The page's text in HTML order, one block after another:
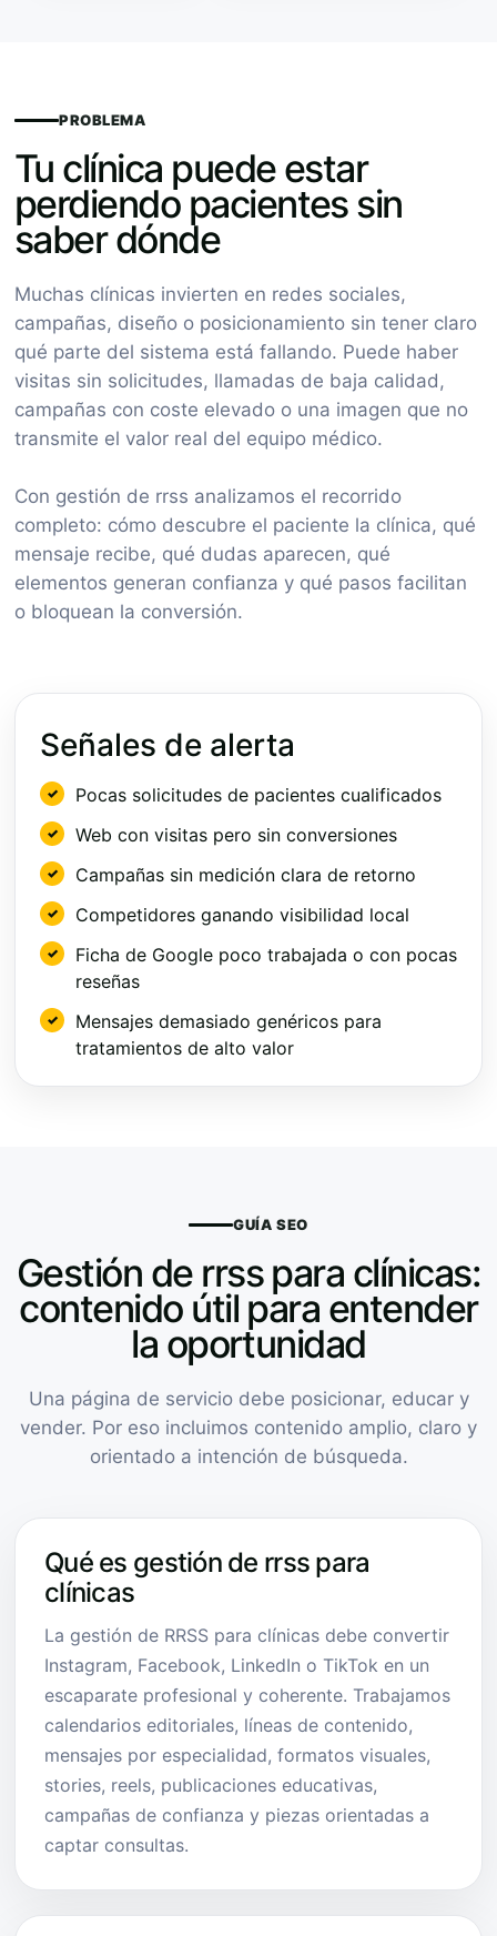
PROBLEMA
Tu clínica puede estar
perdiendo pacientes sin
saber dónde
Muchas clínicas invierten en redes sociales,
campañas, diseño o posicionamiento sin tener claro
qué parte del sistema está fallando. Puede haber
visitas sin solicitudes, llamadas de baja calidad,
campañas con coste elevado o una imagen que no
transmite el valor real del equipo médico.
Con gestión de rrss analizamos el recorrido
completo: cómo descubre el paciente la clínica, qué
mensaje recibe, qué dudas aparecen, qué
elementos generan confianza y qué pasos facilitan
o bloquean la conversión.
Señales de alerta
Pocas solicitudes de pacientes cualificados
Web con visitas pero sin conversiones
Campañas sin medición clara de retorno
Competidores ganando visibilidad local
Ficha de Google poco trabajada o con pocas
reseñas
Mensajes demasiado genéricos para
tratamientos de alto valor
GUÍA SEO
Gestión de rrss para clínicas:
contenido útil para entender
la oportunidad
Una página de servicio debe posicionar, educar y
vender. Por eso incluimos contenido amplio, claro y
orientado a intención de búsqueda.
Qué es gestión de rrss para
clínicas
La gestión de RRSS para clínicas debe convertir
Instagram, Facebook, LinkedIn o TikTok en un
escaparate profesional y coherente. Trabajamos
calendarios editoriales, líneas de contenido,
mensajes por especialidad, formatos visuales,
stories, reels, publicaciones educativas,
campañas de confianza y piezas orientadas a
captar consultas.